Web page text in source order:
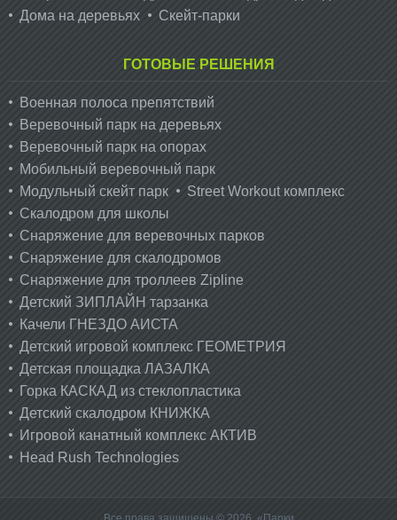
Дома на деревьях
Скейт-парки
ГОТОВЫЕ РЕШЕНИЯ
Военная полоса препятствий
Веревочный парк на деревьях
Веревочный парк на опорах
Мобильный веревочный парк
Модульный скейт парк
Street Workout комплекс
Скалодром для школы
Снаряжение для веревочных парков
Снаряжение для скалодромов
Снаряжение для троллеев Zipline
Детский ЗИПЛАЙН тарзанка
Качели ГНЕЗДО АИСТА
Детский игровой комплекс ГЕОМЕТРИЯ
Детская площадка ЛАЗАЛКА
Горка КАСКАД из стеклопластика
Детский скалодром КНИЖКА
Игровой канатный комплекс АКТИВ
Head Rush Technologies